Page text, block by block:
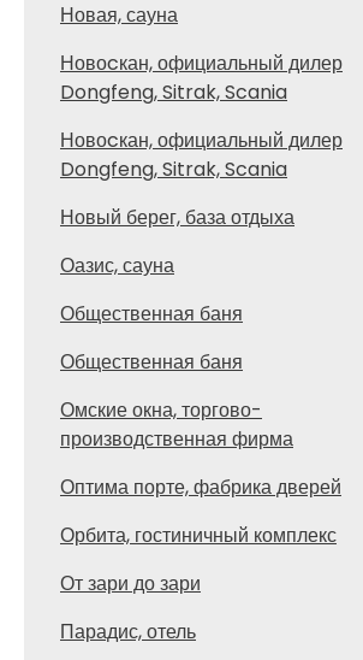
Новая, сауна
Новоcкан, официальный дилер
Dongfeng, Sitrak, Scania
Новоcкан, официальный дилер
Dongfeng, Sitrak, Scania
Новый берег, база отдыха
Оазис, сауна
Общественная баня
Общественная баня
Омские окна, торгово-
производственная фирма
Оптима порте, фабрика дверей
Орбита, гостиничный комплекс
От зари до зари
Парадис, отель